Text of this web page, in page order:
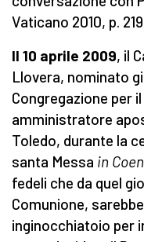
Vaticano 2010, p.
Il 10 aprile 2009, il
Llovera, nominato
Congregazione per
amministratore
Toledo, durante la
santa Messa in
fedeli che da quel
Comunione,
inginocchiatoio per